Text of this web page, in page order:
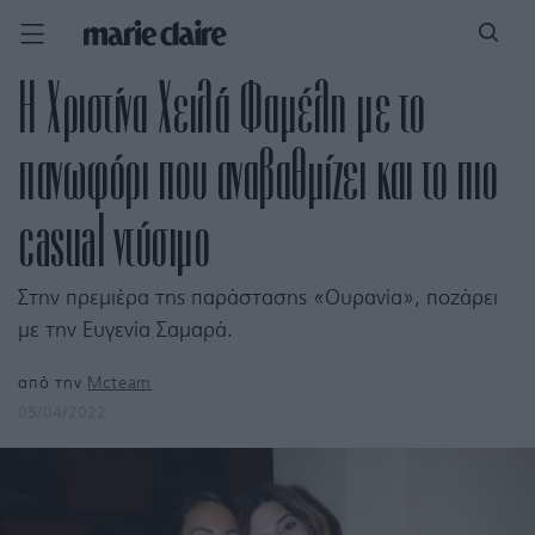
Η Χριστίνα Χειλά Φαμέλη με το
πανωφόρι που αναβαθμίζει και το πιο
casual ντύσιμο
Στην πρεμιέρα της παράστασης «Ουρανία», ποζάρει
με την Ευγενία Σαμαρά.
από την Mcteam